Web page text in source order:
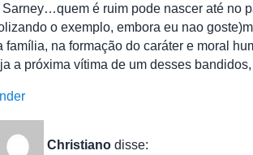
é ruim pode nascer até no
o exemplo, embora eu nao
família, na formação do caráter e moral
a próxima vítima de um desses
Christiano disse: